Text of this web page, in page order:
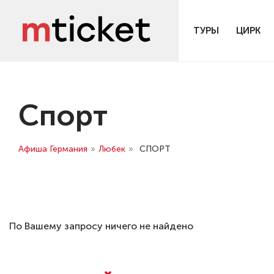
ТУРЫ ЦИРК
Спорт
Афиша Германия » Любек » СПОРТ
По Вашему запросу ничего не найдено